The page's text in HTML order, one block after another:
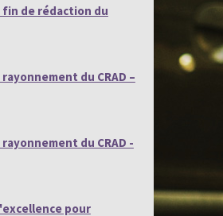
fin de rédaction du
du CRAD –
du CRAD -
pour